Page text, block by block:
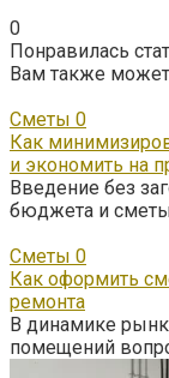
0
Понравилась
Вам также
Сметы 0
Как
и экономить на
Введение без
бюджета и
Сметы 0
Как оформить
ремонта
В динамике
помещений